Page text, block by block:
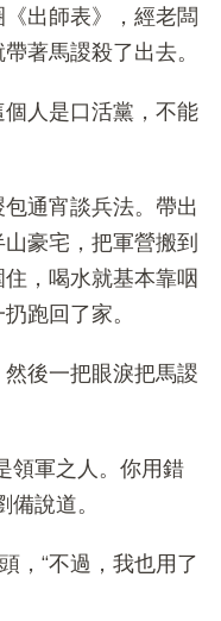
出師表》，經老闆
著馬謖殺了出去。
人是口活黨，不能
通宵談兵法。帶出
豪宅，把軍營搬到
，喝水就基本靠咽
跑回了家。
後一把眼淚把馬謖
領軍之人。你用錯
說道。
，“不過，我也用了